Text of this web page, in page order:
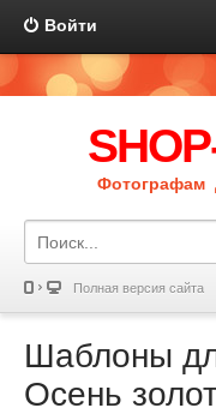
Войти
Фотографам
Полная версия сайта
Шаблоны
Осень